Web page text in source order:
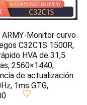
ARMY-Monitor curvo
C32C1S 1500R,
HVA de 31,5
2560×1440,
de actualización
1ms GTG,